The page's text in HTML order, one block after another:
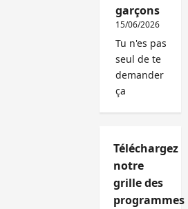
garçons
15/06/2026
Tu n'es pas
seul de te
demander
ça
Téléchargez
notre
grille des
programmes